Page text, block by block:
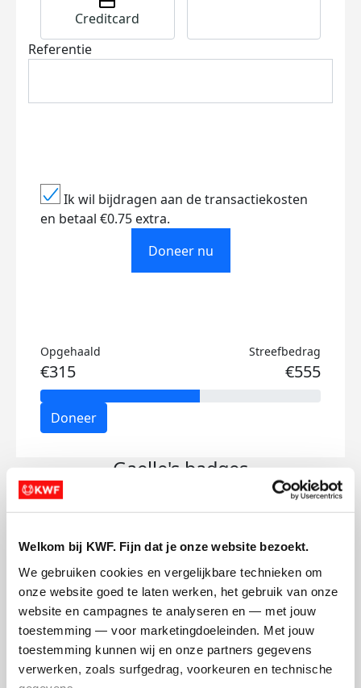
Welkom bij KWF. Fijn dat je onze website bezoekt.
We gebruiken cookies en vergelijkbare technieken om
onze website goed te laten werken, het gebruik van onze
website en campagnes te analyseren en — met jouw
toestemming — voor marketingdoeleinden. Met jouw
toestemming kunnen wij en onze partners gegevens
verwerken, zoals surfgedrag, voorkeuren en technische
Creditcard
Referentie
Ik wil bijdragen aan de transactiekosten
en betaal €0.75 extra.
Doneer nu
Opgehaald
€315
Streefbedrag
€555
Doneer
Gaelle's badges